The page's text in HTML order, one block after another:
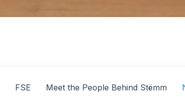
FSE Meet the People Behind Stëmm